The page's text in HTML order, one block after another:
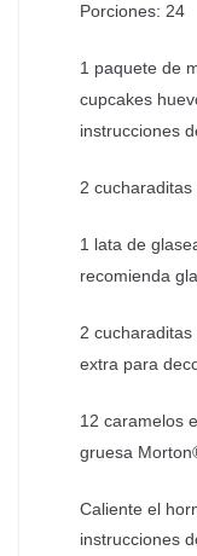
Porciones: 24
1 paquete de
cupcakes
instrucciones
2
1 lata de
recomienda
2
extra para
12 caramelos
gruesa
Caliente el
instrucciones